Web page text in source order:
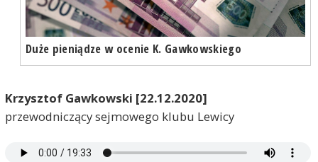
Duże pieniądze w ocenie K. Gawkowskiego
Krzysztof Gawkowski [22.12.2020]
przewodniczący sejmowego klubu Lewicy